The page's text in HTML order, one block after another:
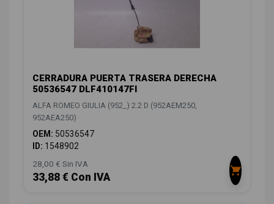
CERRADURA PUERTA TRASERA DERECHA
50536547 DLF410147FI
ALFA ROMEO GIULIA (952_) 2.2 D (952AEM250,
952AEA250)
OEM: 50536547
ID: 1548902
28,00 € Sin IVA
33,88 € Con IVA